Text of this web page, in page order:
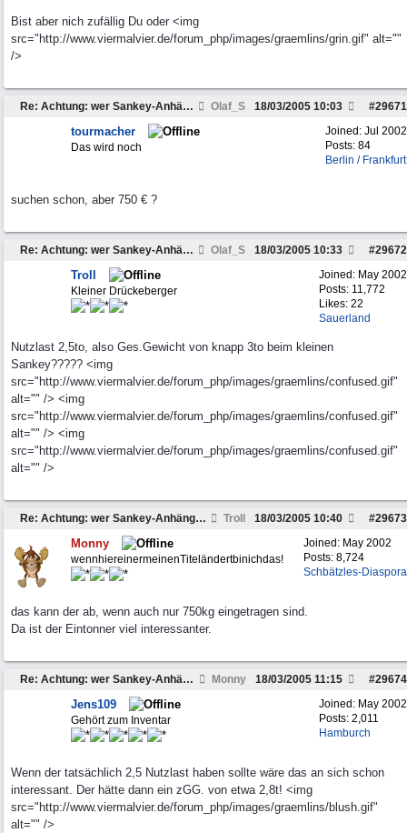
Bist aber nich zufällig Du oder <img
src="http://www.viermalvier.de/forum_php/images/graemlins/grin.gif" alt=""
/>
Re: Achtung: wer Sankey-Anhänger sucht... Olaf_S #29671
18/03/2005 10:03
Joined: Jul 2002
Posts: 84
Berlin / Frankfurt
tourmacher
Das wird noch
suchen schon, aber 750 € ?
Re: Achtung: wer Sankey-Anhänger sucht... Olaf_S #29672
18/03/2005 10:33
Joined: May 2002
Posts: 11,772
Likes: 22
Sauerland
Troll
Kleiner Drückeberger
Nutzlast 2,5to, also Ges.Gewicht von knapp 3to beim kleinen
Sankey????? <img
src="http://www.viermalvier.de/forum_php/images/graemlins/confused.gif"
alt="" /> <img
src="http://www.viermalvier.de/forum_php/images/graemlins/confused.gif"
alt="" /> <img
src="http://www.viermalvier.de/forum_php/images/graemlins/confused.gif"
alt="" />
Re: Achtung: wer Sankey-Anhänger sucht... Troll #29673
18/03/2005 10:40
Joined: May 2002
Posts: 8,724
Schbätzles-Diaspora
Monny
wennhiereinermeinenTiteländertbinichdas!
das kann der ab, wenn auch nur 750kg eingetragen sind.
Da ist der Eintonner viel interessanter.
Re: Achtung: wer Sankey-Anhänger sucht... Monny #29674
18/03/2005 11:15
Joined: May 2002
Posts: 2,011
Hamburch
Jens109
Gehört zum Inventar
Wenn der tatsächlich 2,5 Nutzlast haben sollte wäre das an sich schon
interessant. Der hätte dann ein zGG. von etwa 2,8t! <img
src="http://www.viermalvier.de/forum_php/images/graemlins/blush.gif"
alt="" />